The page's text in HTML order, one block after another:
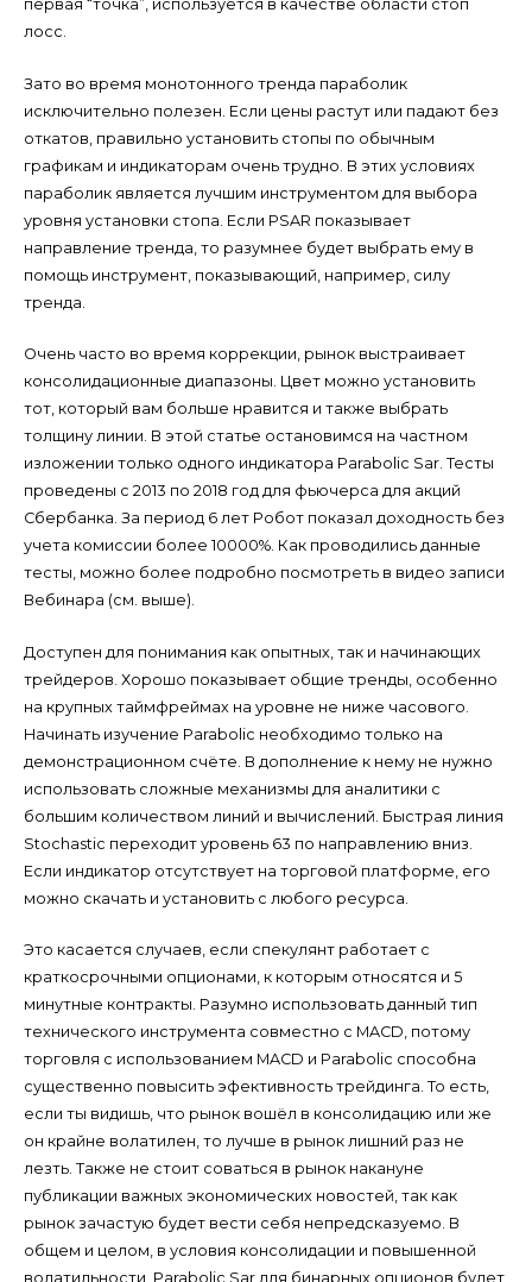
первая “точка”, используется в качестве области стоп
лосс.
Зато во время монотонного тренда параболик
исключительно полезен. Если цены растут или падают без
откатов, правильно установить стопы по обычным
графикам и индикаторам очень трудно. В этих условиях
параболик является лучшим инструментом для выбора
уровня установки стопа. Если PSAR показывает
направление тренда, то разумнее будет выбрать ему в
помощь инструмент, показывающий, например, силу
тренда.
Очень часто во время коррекции, рынок выстраивает
консолидационные диапазоны. Цвет можно установить
тот, который вам больше нравится и также выбрать
толщину линии. В этой статье остановимся на частном
изложении только одного индикатора Parabolic Sar. Тесты
проведены с 2013 по 2018 год для фьючерса для акций
Сбербанка. За период 6 лет Робот показал доходность без
учета комиссии более 10000%. Как проводились данные
тесты, можно более подробно посмотреть в видео записи
Вебинара (см. выше).
Доступен для понимания как опытных, так и начинающих
трейдеров. Хорошо показывает общие тренды, особенно
на крупных таймфреймах на уровне не ниже часового.
Начинать изучение Parabolic необходимо только на
демонстрационном счёте. В дополнение к нему не нужно
использовать сложные механизмы для аналитики с
большим количеством линий и вычислений. Быстрая линия
Stochastic переходит уровень 63 по направлению вниз.
Если индикатор отсутствует на торговой платформе, его
можно скачать и установить с любого ресурса.
Это касается случаев, если спекулянт работает с
краткосрочными опционами, к которым относятся и 5
минутные контракты. Разумно использовать данный тип
технического инструмента совместно с MACD, потому
торговля с использованием MACD и Parabolic способна
существенно повысить эфективность трейдинга. То есть,
если ты видишь, что рынок вошёл в консолидацию или же
он крайне волатилен, то лучше в рынок лишний раз не
лезть. Также не стоит соваться в рынок накануне
публикации важных экономических новостей, так как
рынок зачастую будет вести себя непредсказуемо. В
общем и целом, в условия консолидации и повышенной
волатильности, Parabolic Sar для бинарных опционов будет